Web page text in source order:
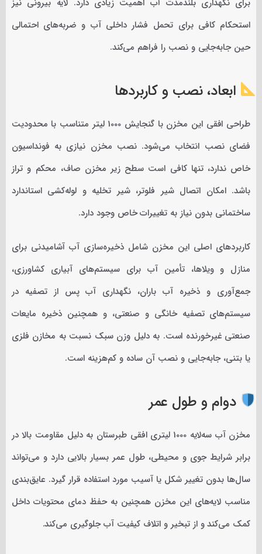
برای نگهداری بلندمدت آب اهمیت زیادی دارد. لایه بیرونی نیز
استحکام کافی برای تحمل فشار داخلی آب و ضربه‌های احتمالی
حین جابه‌جایی و نصب را فراهم می‌کند.
ابعاد، نصب و کاربردها
طراحی افقی این مخزن با گنجایش 1000 لیتر متناسب با محدودیت
فضای نصب انتخاب می‌شود. نصب مخزن نیازی به فونداسیون
خاص ندارد، تنها کافی است سطح زیر مخزن صاف، محکم و تراز
باشد. امکان اتصال شیر فلوتر، شیر تخلیه و لوله‌کشی استاندارد
ساختمانی بدون نیاز به تغییرات خاص وجود دارد.
کاربردهای اصلی این مخزن شامل ذخیره‌سازی آب آشامیدنی برای
منازل و ویلاها، تأمین آب برای سیستم‌های آبیاری کشاورزی،
جمع‌آوری و ذخیره آب باران، نگهداری آب پس از تصفیه در
سیستم‌های تصفیه خانگی و صنعتی، و همچنین ذخیره مایعات
صنعتی غیرخورنده است. به دلیل وزن سبک نسبت به مخازن فلزی
یا بتنی، جابه‌جایی و نصب آن ساده و کم‌هزینه است.
دوام و طول عمر
مخزن آب سه‌لایه 1000 لیتری افقی طبرستان به دلیل مقاومت بالا در
برابر شرایط جوی و محیطی، طول عمر بسیار بالایی دارد و می‌تواند
سال‌ها بدون تغییر شکل یا آسیب مورد استفاده قرار گیرد. عایق‌بندی
مناسب لایه‌های این مخزن همچنین به حفظ دمای محتویات داخل
کمک می‌کند و از تبخیر و اتلاف کیفیت آب جلوگیری می‌کند.